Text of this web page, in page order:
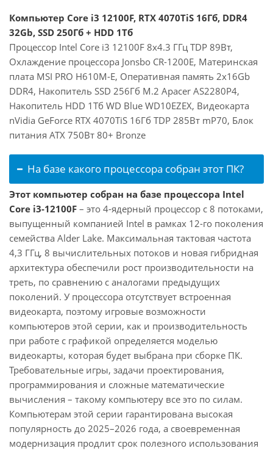
Компьютер Core i3 12100F, RTX 4070TiS 16Гб, DDR4
32Gb, SSD 250Гб + HDD 1Тб
Процессор Intel Core i3 12100F 8x4.3 ГГц TDP 89Вт,
Охлаждение процессора Jonsbo CR-1200E, Материнская
плата MSI PRO H610M-E, Оперативная память 2x16Gb
DDR4, Накопитель SSD 256Гб M.2 Apacer AS2280P4,
Накопитель HDD 1Тб WD Blue WD10EZEX, Видеокарта
nVidia GeForce RTX 4070TiS 16Гб TDP 285Вт mP70, Блок
питания ATX 750Вт 80+ Bronze
На базе какого процессора собран этот ПК?
Этот компьютер собран на базе процессора Intel
Core i3-12100F – это 4-ядерный процессор с 8 потоками,
выпущенный компанией Intel в рамках 12-го поколения
семейства Alder Lake. Максимальная тактовая частота
4,3 ГГц, 8 вычислительных потоков и новая гибридная
архитектура обеспечили рост производительности на
треть, по сравнению с аналогами предыдущих
поколений. У процессора отсутствует встроенная
видеокарта, поэтому игровые возможности
компьютеров этой серии, как и производительность
при работе с графикой определяется моделью
видеокарты, которая будет выбрана при сборке ПК.
Требовательные игры, задачи проектирования,
программирования и сложные математические
вычисления – такому компьютеру все это по силам.
Компьютерам этой серии гарантирована высокая
популярность до 2025–2026 года, а своевременная
модернизация продлит срок полезного использования